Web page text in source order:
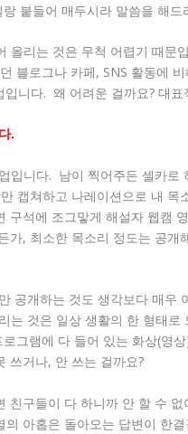
붙들어 매두시라 말씀을 해드
올리는 것은 무척 어렵기 때문
블로그나 카페, SNS 활동에
니다. 왜 어려운 걸까요? 대
.
입니다. 남이 찍어주든 셀카
캡쳐하고 나레이션으로 내
석에 조그맣게 해설자 웹캠
가, 최소한 목소리 정도는 공
공개하는 것도 생각보다 매우
는 것은 일상 생활의 한 형태
그램에 다 들어 있는 화상(영
쓰거나, 안 쓰는 걸까요?
친구들이 다 하니까 안 할 수
아홉은 돌아오는 답변이 한결